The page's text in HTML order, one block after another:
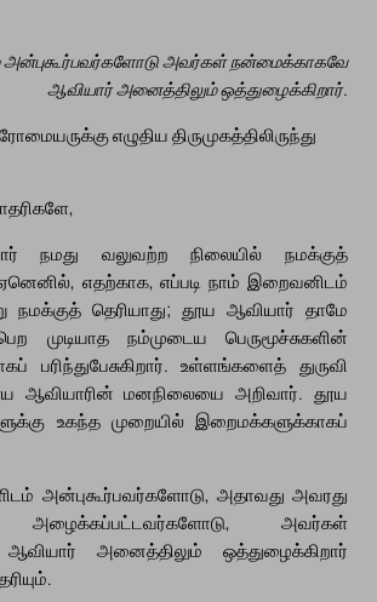
அன்புகூர்பவர்களோடு அவர்கள் நன்மைக்காகவே
ஆவியார் அனைத்திலும் ஒத்துழைக்கிறார்.
எழுதிய திருமுகத்திலிருந்து
நமது வலுவற்ற நிலையில் நமக்குத்
எதற்காக, எப்படி நாம் இறைவனிடம்
நமக்குத் தெரியாது; தூய ஆவியார் தாமே
முடியாத நம்முடைய பெருமூச்சுகளின்
பரிந்துபேசுகிறார். உள்ளங்களைத் துருவி
ஆவியாரின் மனநிலையை அறிவார். தூய
உகந்த முறையில் இறைமக்களுக்காகப்
அன்புகூர்பவர்களோடு, அதாவது அவரது
அழைக்கப்பட்டவர்களோடு, அவர்கள்
அனைத்திலும் ஒத்துழைக்கிறார்